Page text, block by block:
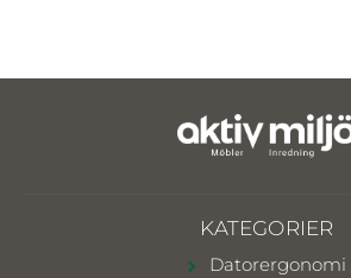
KATEGORIER
Datorergonomi